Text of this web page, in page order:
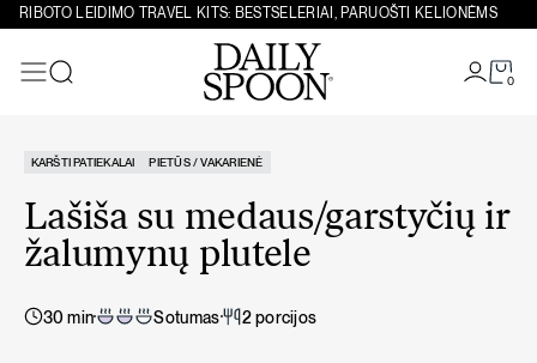
Eiti prie turinio
RIBOTO LEIDIMO TRAVEL KITS: BESTSELERIAI, PARUOŠTI KELIONĖMS
0
KARŠTI PATIEKALAI PIETŪS / VAKARIENĖ
Lašiša su medaus/garstyčių ir
žalumynų plutele
30 min Sotumas 2 porcijos